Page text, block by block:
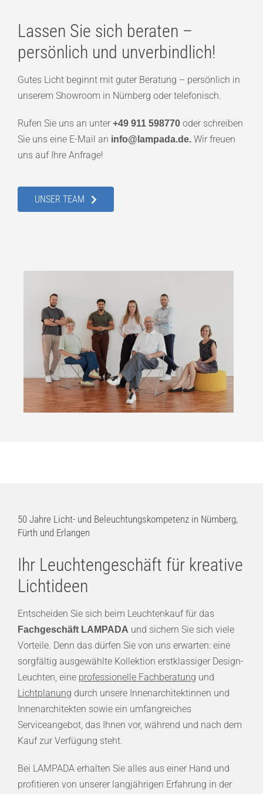
Lassen Sie sich beraten –
persönlich und unverbindlich!
Gutes Licht beginnt mit guter Beratung – persönlich in
unserem Showroom in Nürnberg oder telefonisch.
Rufen Sie uns an unter +49 911 598770 oder schreiben
Sie uns eine E-Mail an info@lampada.de. Wir freuen
uns auf Ihre Anfrage!
UNSER TEAM
50 Jahre Licht- und Beleuchtungskompetenz in Nürnberg,
Fürth und Erlangen
Ihr Leuchtengeschäft für kreative
Lichtideen
Entscheiden Sie sich beim Leuchtenkauf für das
Fachgeschäft LAMPADA und sichern Sie sich viele
Vorteile. Denn das dürfen Sie von uns erwarten: eine
sorgfältig ausgewählte Kollektion erstklassiger Design-
Leuchten, eine professionelle Fachberatung und
Lichtplanung durch unsere Innenarchitektinnen und
Innenarchitekten sowie ein umfangreiches
Serviceangebot, das Ihnen vor, während und nach dem
Kauf zur Verfügung steht.
Bei LAMPADA erhalten Sie alles aus einer Hand und
profitieren von unserer langjährigen Erfahrung in der